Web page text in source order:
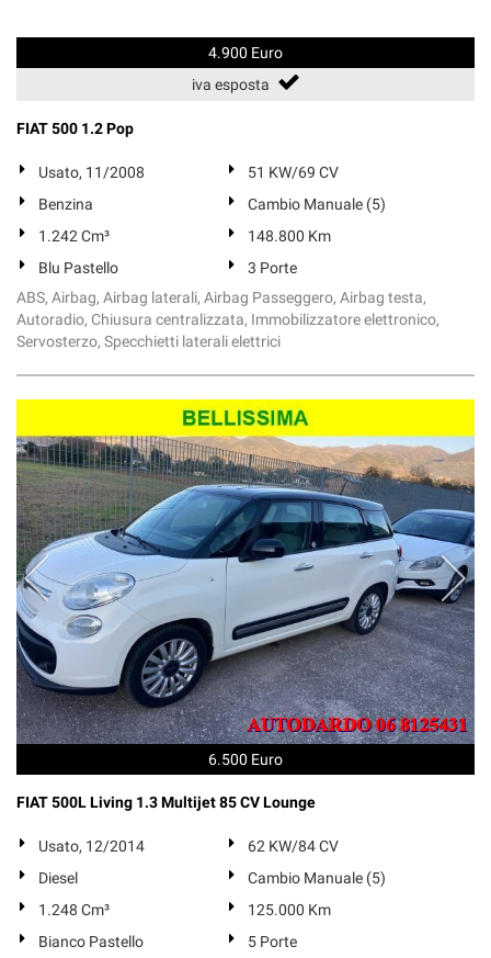
4.900 Euro
iva esposta
FIAT 500 1.2 Pop
Usato, 11/2008
51 KW/69 CV
Benzina
Cambio Manuale (5)
1.242 Cm³
148.800 Km
Blu Pastello
3 Porte
ABS, Airbag, Airbag laterali, Airbag Passeggero, Airbag testa,
Autoradio, Chiusura centralizzata, Immobilizzatore elettronico,
Servosterzo, Specchietti laterali elettrici
6.500 Euro
FIAT 500L Living 1.3 Multijet 85 CV Lounge
Usato, 12/2014
62 KW/84 CV
Diesel
Cambio Manuale (5)
1.248 Cm³
125.000 Km
Bianco Pastello
5 Porte